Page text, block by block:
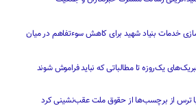
خدمات بنیاد شهید برای کاهش سوءتفاهم‌ در میان
یک‌روزه تا مطالباتی که نباید فراموش شوند
با ترس از برچسب‌ها از حقوق ملت عقب‌نشینی کرد